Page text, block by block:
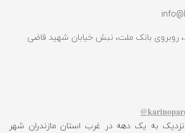
روبروی بانک ملت، نبش خیابان شهید قاضی
نزدیک به یک دهه در غرب استان مازندران شهر